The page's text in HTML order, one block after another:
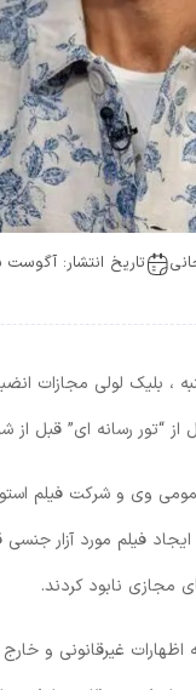
تاریخ انتشار: آگوست 5, 2025
، بلیک لولی مجازات
“تور رسانه ای” قبل
فیلم مورد آزار
مجازی نابود کردند.
اظهارات غیرقانونی و